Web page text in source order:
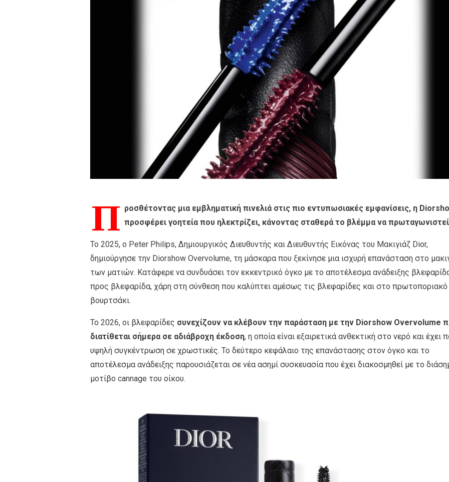
Π ροσθέτοντας μια εμβληματική πινελιά στις πιο εντυπωσιακές εμφανίσεις, η
προσφέρει γοητεία που ηλεκτρίζει, κάνοντας σταθερά το βλέμμα να πρωταγωνιστεί
Το 2025, ο Peter Philips, Δημιουργικός Διευθυντής και Διευθυντής Εικόνας του Μακιγιάζ Dior,
δημιούργησε την Diorshow Overvolume, τη μάσκαρα που ξεκίνησε μια ισχυρή επανάσταση στο
των ματιών. Κατάφερε να συνδυάσει τον εκκεντρικό όγκο με το αποτέλεσμα ανάδειξης
προς βλεφαρίδα, χάρη στη σύνθεση που καλύπτει αμέσως τις βλεφαρίδες και στο πρωτοποριακό
βουρτσάκι.
Το 2026, οι βλεφαρίδες συνεχίζουν να κλέβουν την παράσταση με την Diorshow Overvolume
διατίθεται σήμερα σε αδιάβροχη έκδοση, η οποία είναι εξαιρετικά ανθεκτική στο νερό και έχει
υψηλή συγκέντρωση σε χρωστικές. Το δεύτερο κεφάλαιο της επανάστασης στον όγκο και το
αποτέλεσμα ανάδειξης παρουσιάζεται σε νέα ασημί συσκευασία που έχει διακοσμηθεί με το
μοτίβο cannage του οίκου.